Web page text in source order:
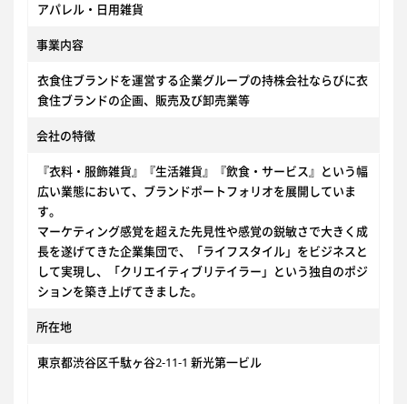
アパレル・日用雑貨
事業内容
衣食住ブランドを運営する企業グループの持株会社ならびに衣
食住ブランドの企画、販売及び卸売業等
会社の特徴
『衣料・服飾雑貨』『生活雑貨』『飲食・サービス』という幅
広い業態において、ブランドポートフォリオを展開していま
す。
マーケティング感覚を超えた先見性や感覚の鋭敏さで大きく成
長を遂げてきた企業集団で、「ライフスタイル」をビジネスと
して実現し、「クリエイティブリテイラー」という独自のポジ
ションを築き上げてきました。
所在地
東京都渋谷区千駄ヶ谷2-11-1 新光第一ビル